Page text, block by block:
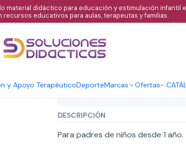
y Apoyo TerapéuticoDeporteMarcas Ofertas-
material didáctico para educación y estimulación infantil
recursos educativos para aulas, terapeutas y familias.
|
Autoestima para
DESCRIPCIÓN
Para padres de niños desde 1 año.